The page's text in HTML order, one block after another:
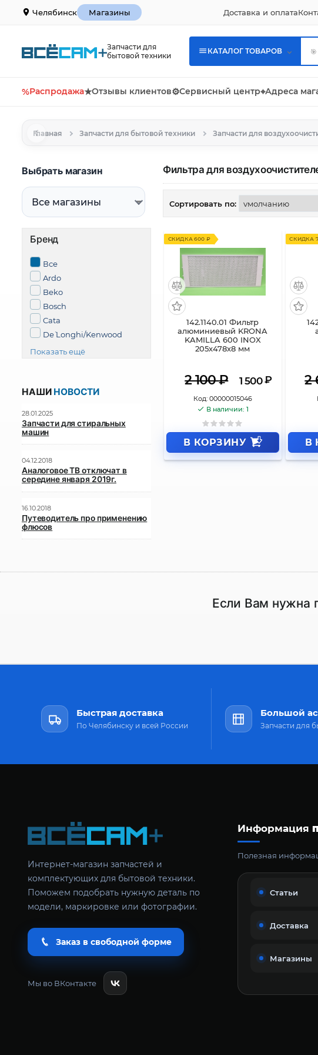
Челябинск Магазины Доставка и оплата
Запчасти для
бытовой техники
КАТАЛОГ ТОВАРОВ
%Распродажа★Отзывы клиентов⚙Сервисный центр⌖Адреса
Главная Запчасти для бытовой техники Запчасти для
Выбрать магазин
Бренд
Все
Ardo
Beko
Bosch
Cata
De` Longhi/Kenwood
Показать ещё
Фильтра для
Сортировать по:
СКИДКА 600 ₽
142.1140.01 Фильтр
алюминиевый KRONA
KAMILLA 600 INOX
205х478х8 мм
2 100₽ 1 500 ₽
Код: 00000015046
В наличии: 1
В КОРЗИНУ
2
В
НАШИ НОВОСТИ
28.01.2025
Запчасти для стиральных
машин
04.12.2018
Аналоговое ТВ отключат в
середине января 2019г.
16.10.2018
Путеводитель про применению
флюсов
Если Вам нужна
Быстрая доставка
По Челябинску и всей России
Большой
Запчасти для
Интернет-магазин запчастей и
комплектующих для бытовой техники.
Поможем подобрать нужную деталь по
модели, маркировке или фотографии.
Заказ в свободной форме
Мы во ВКонтакте
Информация
Полезная
Статьи
Доставка
Магазины